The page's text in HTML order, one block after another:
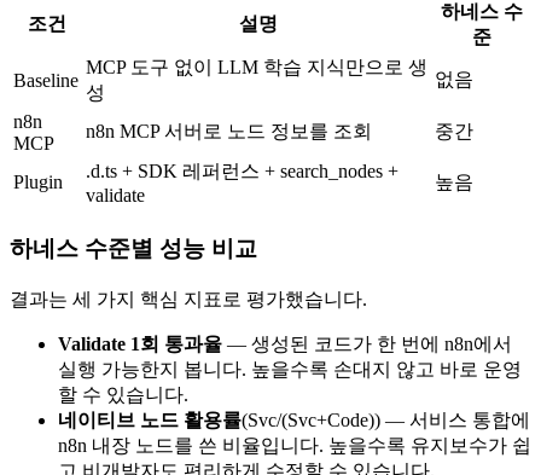
조건 설명
하네스 수
준
Baseline
MCP 도구 없이 LLM 학습 지식만으로 생
성
없음
n8n
MCP
n8n MCP 서버로 노드 정보를 조회 중간
Plugin
.d.ts + SDK 레퍼런스 + search_nodes +
validate
높음
하네스 수준별 성능 비교
결과는 세 가지 핵심 지표로 평가했습니다.
Validate 1회 통과율 — 생성된 코드가 한 번에 n8n에서
실행 가능한지 봅니다. 높을수록 손대지 않고 바로 운영
할 수 있습니다.
네이티브 노드 활용률(Svc/(Svc+Code)) — 서비스 통합에
n8n 내장 노드를 쓴 비율입니다. 높을수록 유지보수가 쉽
고 비개발자도 편리하게 수정할 수 있습니다.